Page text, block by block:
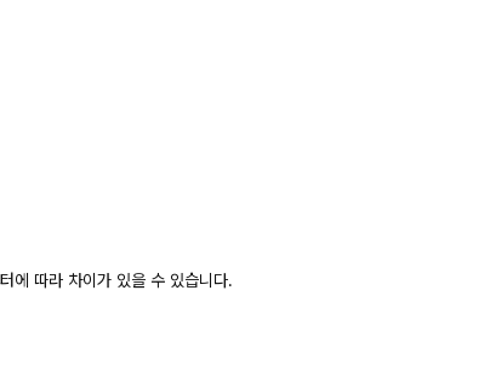
에 따라 차이가 있을 수 있습니다.